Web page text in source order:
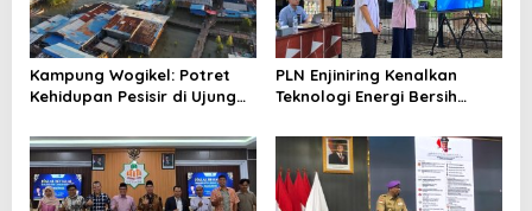
Kampung Wogikel: Potret
Kehidupan Pesisir di Ujung
Bertahan di Tengah
Keterbatasan
PLN Enjiniring Kenalkan
Teknologi Energi Bersih